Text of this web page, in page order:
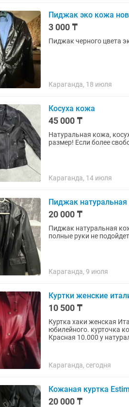
Пиджак эко кожа
3 000 ₸
Караганда, 18 июля
Косуха кожа
45 000 ₸
Натуральная кожа,
размер! Если более
Караганда, 14 июля
Пиджак
20 000 ₸
Пиджак натуральная кожа Одевала 1 раз , не мой стиль Идеальное состояние Размер
полные руки не подойдет
Караганда, 9 июля
Куртки женские
10 500 ₸
Куртка хаки женская
юбилейного. курточка
Красная 10.000 у
Караганда, сегодня
Кожаная куртка
20 000 ₸